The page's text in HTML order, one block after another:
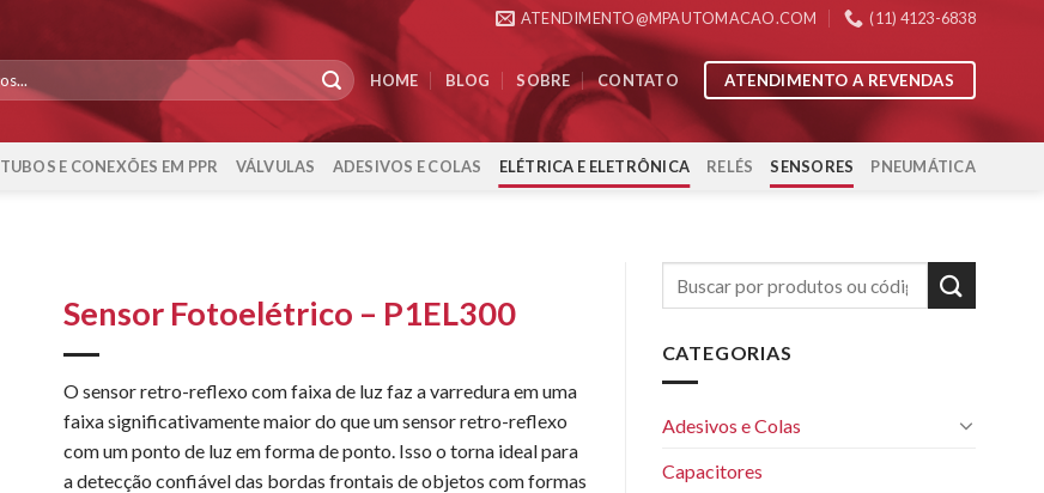
ATENDIMENTO@MPAUTOMACAO.COM (11) 4123-6838
HOME BLOG SOBRE CONTATO ATENDIMENTO A REVENDAS
TUBOS E CONEXÕES EM PPR VÁLVULAS ADESIVOS E COLAS ELÉTRICA E ELETRÔNICA RELÉS SENSORES PNEUMÁTICA
CATEGORIAS
Adesivos e Colas
Capacitores
Sensor Fotoelétrico – P1EL300
O sensor retro-reflexo com faixa de luz faz a varredura em uma
faixa significativamente maior do que um sensor retro-reflexo
com um ponto de luz em forma de ponto. Isso o torna ideal para
a detecção confiável das bordas frontais de objetos com formas